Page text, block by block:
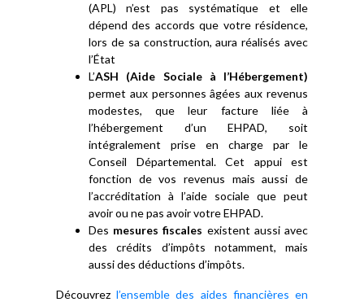
(APL) n’est pas systématique et elle
dépend des accords que votre résidence,
lors de sa construction, aura réalisés avec
l’État
L’ASH (Aide Sociale à l’Hébergement)
permet aux personnes âgées aux revenus
modestes, que leur facture liée à
l’hébergement d’un EHPAD, soit
intégralement prise en charge par le
Conseil Départemental. Cet appui est
fonction de vos revenus mais aussi de
l’accréditation à l’aide sociale que peut
avoir ou ne pas avoir votre EHPAD.
Des mesures fiscales existent aussi avec
des crédits d’impôts notamment, mais
aussi des déductions d’impôts.
Découvrezl’ensemble des aides financières en